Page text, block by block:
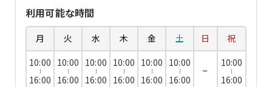
利用可能な時間
月 火 水 木 金 土 日
祝
10:00
16:00
10:00
16:00
10:00
16:00
10:00
16:00
10:00
16:00
10:00
16:00
−
10:00
16:00